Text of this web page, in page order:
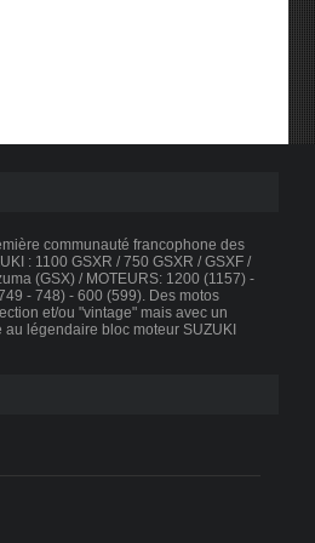
communauté francophone des
: 1100 GSXR / 750 GSXR / GSXF /
(GSX) / MOTEURS: 1200 (1157) -
- 748) - 600 (599). Des motos
et/ou "vintage" mais avec un
légendaire bloc moteur SUZUKI